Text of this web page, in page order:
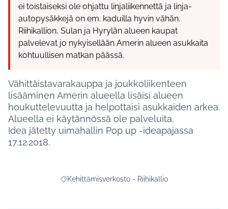
ei toistaiseksi ole ohjattu linjaliikennettä ja linja-
autopysäkkejä on em. kaduilla hyvin vähän.
Riihikallion, Sulan ja Hyrylän alueen kaupat
palvelevat jo nykyisellään Amerin alueen asukkaita
kohtuullisen matkan päässä.
Vähittäistavarakauppa ja joukkoliikenteen
lisääminen Amerin alueella lisäisi alueen
houkuttelevuutta ja helpottaisi asukkaiden arkea.
Alueella ei käytännössä ole palveluita.
Idea jätetty uimahallin Pop up -ideapajassa
17.12.2018.
Rajaa tulokset aihepiirin mukaan:
Kehittämisverkosto - Riihikallio